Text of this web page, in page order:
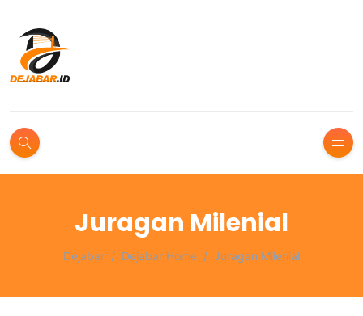
Juragan Milenial
Dejabar Dejabar Home Juragan Milenial